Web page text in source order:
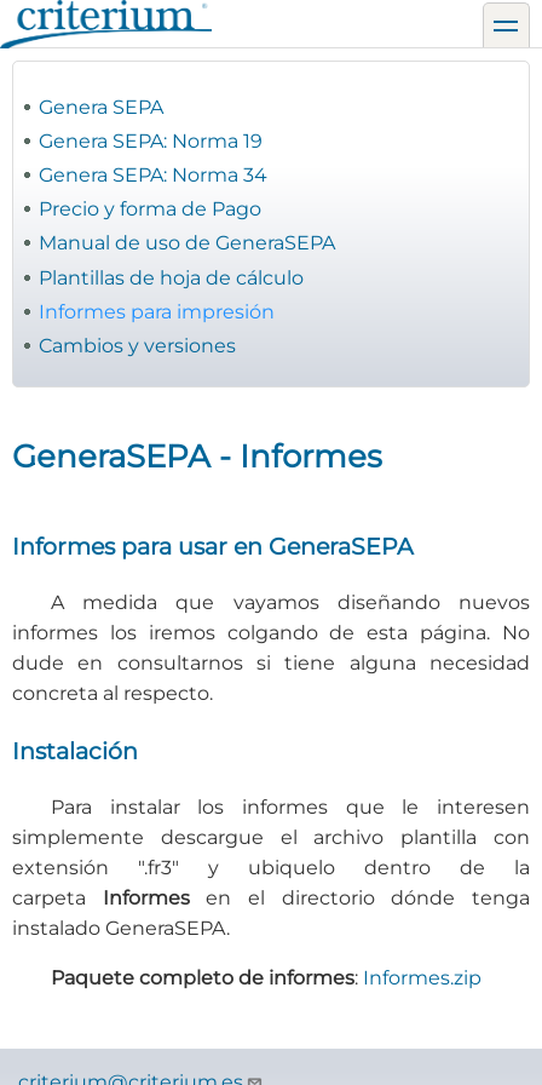
Pasar
al
principal
Genera SEPA
Genera SEPA: Norma 19
Genera SEPA: Norma 34
Precio y forma de Pago
Manual de uso de GeneraSEPA
Plantillas de hoja de cálculo
Informes para impresión
Cambios y versiones
GeneraSEPA - Informes
Informes para usar en GeneraSEPA
A medida que vayamos diseñando nuevos
informes los iremos colgando de esta página. No
dude en consultarnos si tiene alguna necesidad
concreta al respecto.
Instalación
Para instalar los informes que le interesen
simplemente descargue el archivo plantilla con
extensión ".fr3" y ubiquelo dentro de la
carpeta Informesen el directorio dónde tenga
instalado GeneraSEPA.
Paquete completo de informes: Informes.zip